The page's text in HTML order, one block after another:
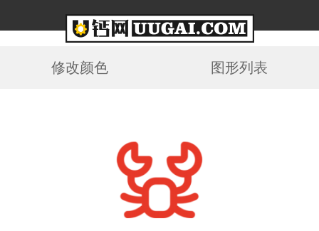
修改颜色 图形列表